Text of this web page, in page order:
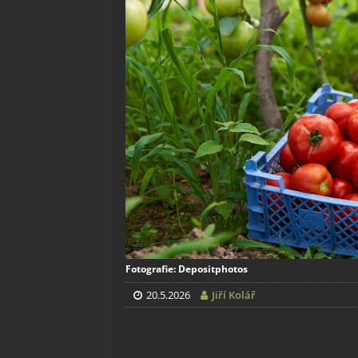
Fotografie: Depositphotos
20.5.2026 Jiří Kolář